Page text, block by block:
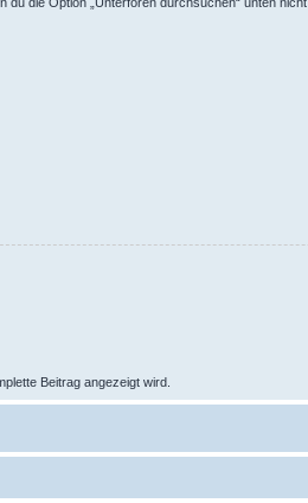
Beitrag angezeigt wird.